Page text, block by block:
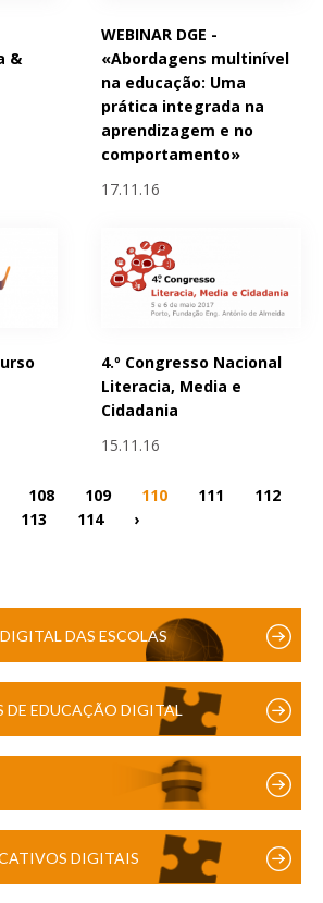
&
WEBINAR DGE -
«Abordagens multinível
na educação: Uma
prática integrada na
aprendizagem e no
comportamento»
17.11.16
4.º Congresso Nacional
Literacia, Media e
Cidadania
15.11.16
108 109 110 111
112
113
114 ›
DAS ESCOLAS
DE EDUCAÇÃO DIGITAL
DIGITAIS